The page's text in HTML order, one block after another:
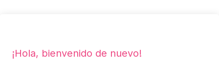
¡Hola, bienvenido de nuevo!